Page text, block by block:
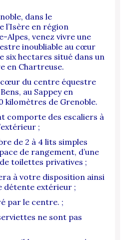
dans le
l’Isère en région
Alpes, venez vivre une
inoubliable au cœur
six hectares situé dans un
en Chartreuse.
du centre équestre
au Sappey en
kilomètres de Grenoble.
comporte des escaliers à
;
de 2 à 4 lits simples
de rangement, d’une
toilettes privatives ;
à votre disposition ainsi
détente extérieur ;
par le centre. ;
ne sont pas